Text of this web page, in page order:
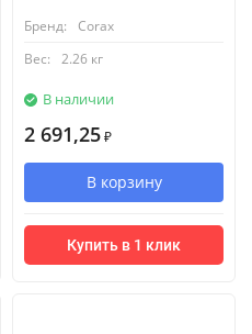
Бренд:
Corax
Вес:
2.26 кг
В наличии
2 691,25 ₽
В корзину
Купить в 1 клик